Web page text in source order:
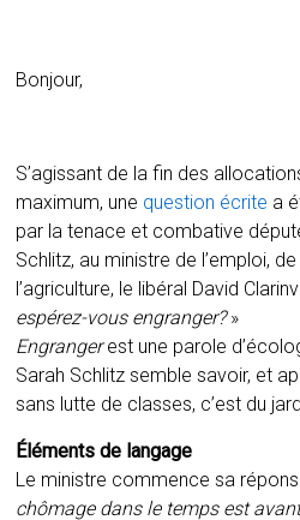
Bonjour,
S’agissant de la fin des
maximum, une question écrite a
par la tenace et combative
Schlitz, au ministre de l’emploi,
l’agriculture, le libéral David
espérez-vous engranger?»
Engrangerest une parole
Sarah Schlitz semble savoir, et
sans lutte de classes, c’est du
Éléments de langage
Le ministre commence sa
chômage dans le temps est